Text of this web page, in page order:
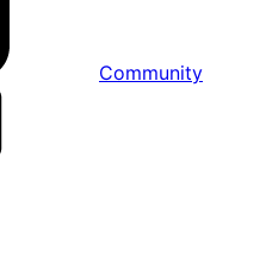
Community